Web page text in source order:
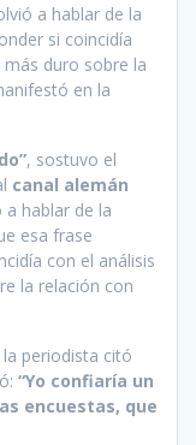
a hablar de la
si coincidía
duro sobre la
en la
, sostuvo el
canal alemán
a hablar de la
esa frase
con el análisis
la relación con
periodista citó
“Yo confiaría un
encuestas, que